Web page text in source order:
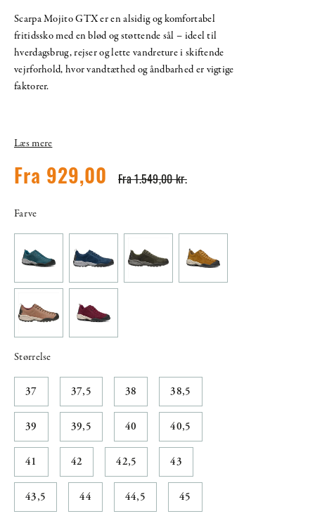
Scarpa Mojito GTX er en alsidig og komfortabel
fritidssko med en blød og støttende sål – ideel til
hverdagsbrug, rejser og lette vandreture i skiftende
vejrforhold, hvor vandtæthed og åndbarhed er vigtige
faktorer.
Læs mere
Fra 1.549,00 kr.
Fra 929,00
Farve
Størrelse
37 37,5 38 38,5
39 39,5 40 40,5
41 42 42,5 43
43,5 44 44,5 45